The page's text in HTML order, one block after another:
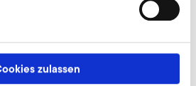
zulassen